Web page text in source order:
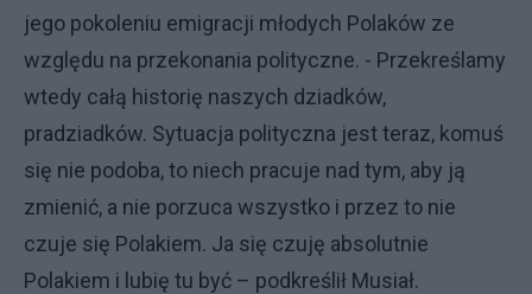
jego pokoleniu emigracji młodych Polaków ze
względu na przekonania polityczne. - Przekreślamy
wtedy całą historię naszych dziadków,
pradziadków. Sytuacja polityczna jest teraz, komuś
się nie podoba, to niech pracuje nad tym, aby ją
zmienić, a nie porzuca wszystko i przez to nie
czuje się Polakiem. Ja się czuję absolutnie
Polakiem i lubię tu być – podkreślił Musiał.